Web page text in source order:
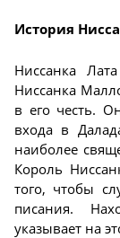
История
Ниссанка
Ниссанка
в его честь.
входа в
наиболее
Король
того, чтобы
писания.
указывает на